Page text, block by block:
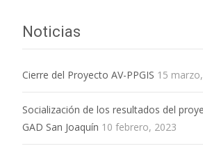
Noticias
Cierre del Proyecto AV-PPGIS 15
Socialización de los resultados del
GAD San Joaquín 10 febrero, 2023